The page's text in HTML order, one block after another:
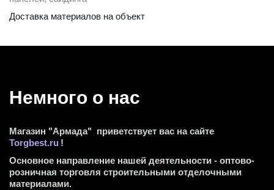
Доставка материалов на объект
Немного о нас
Магазин "Армада"  приветствует вас на сайте
Torgbest.ru !
Основное направление нашей деятельности - оптово-
розничная торговля строительными отделочными
материалами.